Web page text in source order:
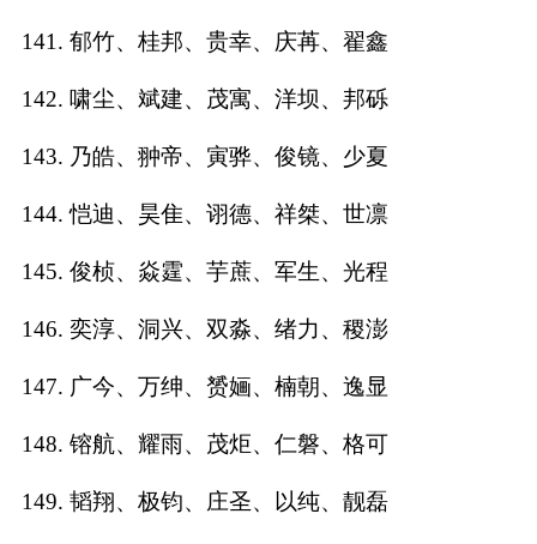
141. 郁竹、桂邦、贵幸、庆苒、翟鑫
142. 啸尘、斌建、茂寓、洋坝、邦砾
143. 乃皓、翀帝、寅骅、俊镜、少夏
144. 恺迪、昊隹、诩德、祥桀、世凛
145. 俊桢、焱霆、芋蔗、军生、光程
146. 奕淳、洞兴、双淼、绪力、稷澎
147. 广今、万绅、赟婳、楠朝、逸显
148. 镕航、耀雨、茂炬、仁磐、格可
149. 韬翔、极钧、庄圣、以纯、靓磊